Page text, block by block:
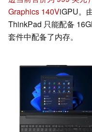
Graphics 140ViGPU。
ThinkPad 只能配备
套件中配备了内存。